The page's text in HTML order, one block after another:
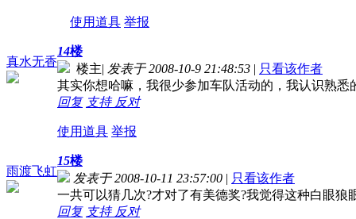
使用道具 举报
真水无香
14楼
楼主| 发表于 2008-10-9 21:48:53 | 只看该作者
其实你想哈嘛，我很少参加车队活动的，我认识熟
回复 支持 反对
使用道具 举报
雨渡飞虹
15楼
发表于 2008-10-11 23:57:00 | 只看该作者
一共可以猜几次?才对了有美德奖?我觉得这种白眼狼
回复 支持 反对